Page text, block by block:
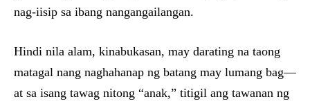
nag-iisip sa ibang nangangailangan.
Hindi nila alam, kinabukasan, may darating na taong
matagal nang naghahanap ng batang may lumang bag—
at sa isang tawag nitong “anak,” titigil ang tawanan ng